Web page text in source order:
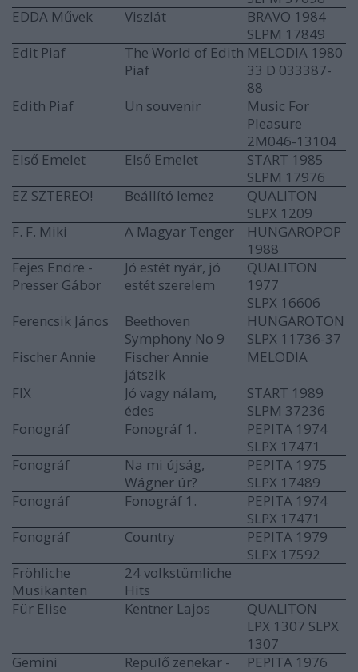
EDDA Művek
Viszlát
BRAVO 1984
SLPM 17849
Edit Piaf
The World of Edith
Piaf
MELODIA 1980
33 D 033387-
88
Edith Piaf
Un souvenir
Music For
Pleasure
2M046-13104
Első Emelet
Első Emelet
START 1985
SLPM 17976
EZ SZTEREO!
Beállító lemez
QUALITON
SLPX 1209
F. F. Miki
A Magyar Tenger
HUNGAROPOP
1988
Fejes Endre -
Presser Gábor
Jó estét nyár, jó
estét szerelem
QUALITON
1977
SLPX 16606
Ferencsik János
Beethoven
Symphony No 9
HUNGAROTON
SLPX 11736-37
Fischer Annie
Fischer Annie
játszik
MELODIA
FIX
Jó vagy nálam,
édes
START 1989
SLPM 37236
Fonográf
Fonográf 1.
PEPITA 1974
SLPX 17471
Fonográf
Na mi újság,
Wágner úr?
PEPITA 1975
SLPX 17489
Fonográf
Fonográf 1.
PEPITA 1974
SLPX 17471
Fonográf
Country
PEPITA 1979
SLPX 17592
Fröhliche
Musikanten
24 volkstümliche
Hits
Für Elise
Kentner Lajos
QUALITON
LPX 1307 SLPX
1307
Gemini
Repülő zenekar -
PEPITA 1976